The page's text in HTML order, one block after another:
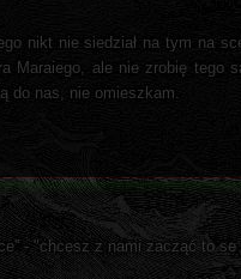
nikt nie siedział na tym na
Maraiego, ale nie zrobię tego
do nas, nie omieszkam.
- "chcesz z nami zacząć to